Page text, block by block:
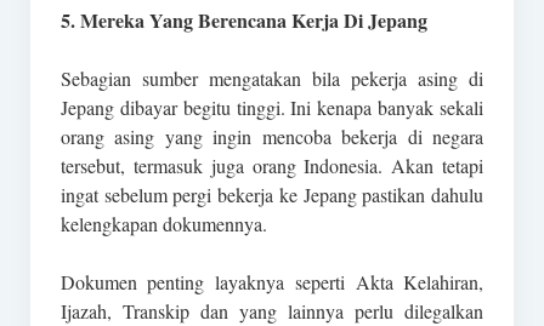
5. Mereka Yang Berencana Kerja Di Jepang
Sebagian sumber mengatakan bila pekerja asing di
Jepang dibayar begitu tinggi. Ini kenapa banyak sekali
orang asing yang ingin mencoba bekerja di negara
tersebut, termasuk juga orang Indonesia. Akan tetapi
ingat sebelum pergi bekerja ke Jepang pastikan dahulu
kelengkapan dokumennya.
Dokumen penting layaknya seperti Akta Kelahiran,
Ijazah, Transkip dan yang lainnya perlu dilegalkan